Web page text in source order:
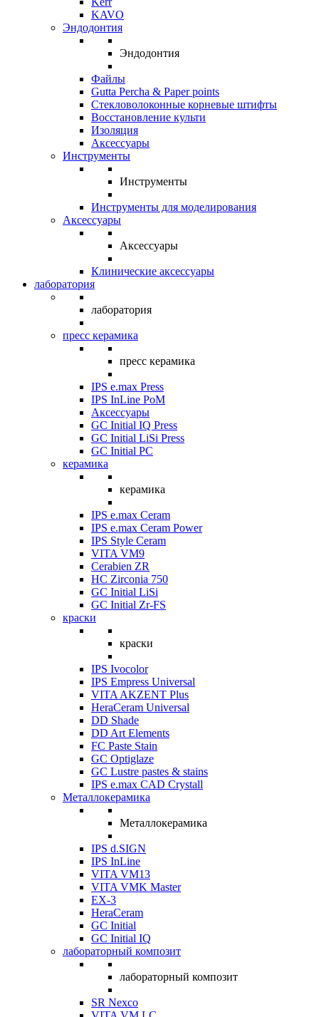
KAVO
Эндодонтия
Эндодонтия
Файлы
Gutta Percha & Paper points
Стекловолоконные корневые штифты
Восстановление культи
Изоляция
Аксессуары
Инструменты
Инструменты
Инструменты для моделирования
Аксессуары
Аксессуары
Клинические аксессуары
лаборатория
лаборатория
пресс керамика
пресс керамика
IPS e.max Press
IPS InLine PoM
Аксессуары
GC Initial IQ Press
GC Initial LiSi Press
GC Initial PC
керамика
керамика
IPS e.max Ceram
IPS e.max Ceram Power
IPS Style Ceram
VITA VM9
Cerabien ZR
HC Zirconia 750
GC Initial LiSi
GC Initial Zr-FS
краски
краски
IPS Ivocolor
IPS Empress Universal
VITA AKZENT Plus
HeraCeram Universal
DD Shade
DD Art Elements
FC Paste Stain
GC Optiglaze
GC Lustre pastes & stains
IPS e.max CAD Crystall
Металлокерамика
Металлокерамика
IPS d.SIGN
IPS InLine
VITA VM13
VITA VMK Master
EX-3
HeraCeram
GC Initial
GC Initial IQ
лабораторный композит
лабораторный композит
SR Nexco